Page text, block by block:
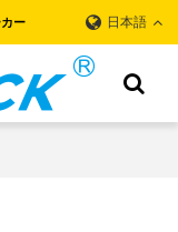
ー 日本語